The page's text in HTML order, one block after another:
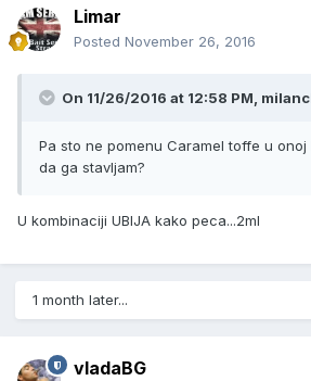
Limar
Posted November 26, 2016
On 11/26/2016 at 12:58 PM,
Pa sto ne pomenu Caramel toffe u onoj
da ga stavljam?
U kombinaciji UBIJA kako peca...2ml
1 month later...
vladaBG